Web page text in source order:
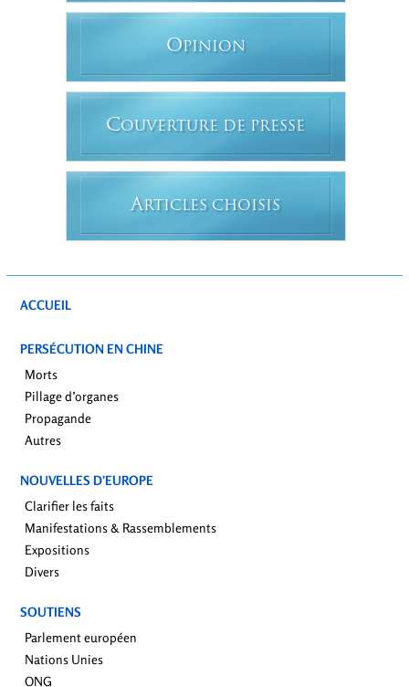
OPINION
COUVERTURE DE PRESSE
ARTICLES CHOISIS
ACCUEIL
PERSÉCUTION EN CHINE
Morts
Pillage d’organes
Propagande
Autres
NOUVELLES D’EUROPE
Clarifier les faits
Manifestations & Rassemblements
Expositions
Divers
SOUTIENS
Parlement européen
Nations Unies
ONG